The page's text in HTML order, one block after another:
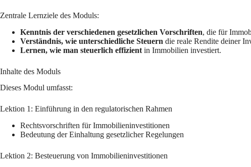
Zentrale Lernziele des Moduls:
Kenntnis der verschiedenen gesetzlichen Vorschriften, die für
Verständnis, wie unterschiedliche Steuern die reale Rendite deiner
Lernen, wie man steuerlich effizient in Immobilien investiert.
Inhalte des Moduls
Dieses Modul umfasst:
Lektion 1: Einführung in den regulatorischen Rahmen
Rechtsvorschriften für Immobilieninvestitionen
Bedeutung der Einhaltung gesetzlicher Regelungen
Lektion 2: Besteuerung von Immobilieninvestitionen